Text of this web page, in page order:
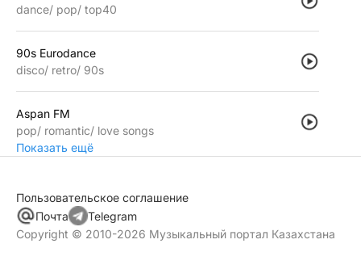
dance pop top40
90s Eurodance
disco retro 90s
Aspan FM
pop
romantic
love songs
Показать ещё
Пользовательское соглашение
Copyright © 2010-2026 Музыкальный портал Казахстана
Почта Telegram